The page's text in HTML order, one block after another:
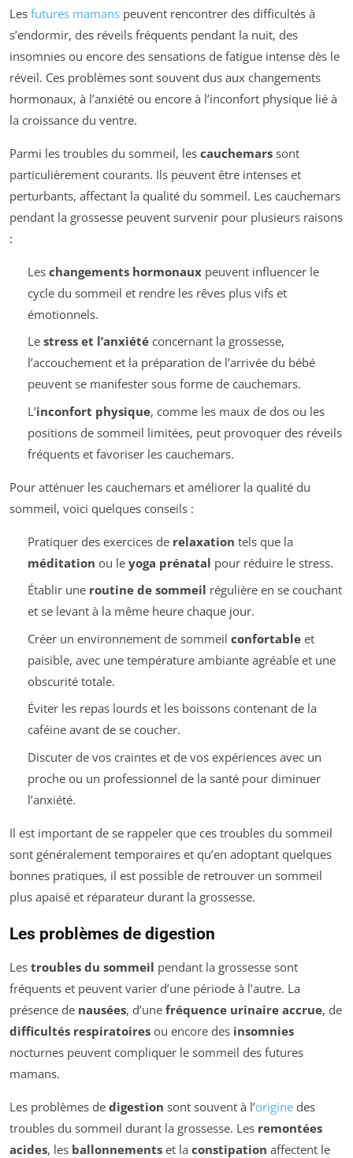
Les futures mamans peuvent rencontrer des difficultés à
s’endormir, des réveils fréquents pendant la nuit, des
insomnies ou encore des sensations de fatigue intense dès le
réveil. Ces problèmes sont souvent dus aux changements
hormonaux, à l’anxiété ou encore à l’inconfort physique lié à
la croissance du ventre.
Parmi les troubles du sommeil, les cauchemars sont
particulièrement courants. Ils peuvent être intenses et
perturbants, affectant la qualité du sommeil. Les cauchemars
pendant la grossesse peuvent survenir pour plusieurs raisons
:
Les changements hormonauxpeuvent influencer le
cycle du sommeil et rendre les rêves plus vifs et
émotionnels.
Le stress et l’anxiétéconcernant la grossesse,
l’accouchement et la préparation de l’arrivée du bébé
peuvent se manifester sous forme de cauchemars.
L’inconfort physique, comme les maux de dos ou les
positions de sommeil limitées, peut provoquer des réveils
fréquents et favoriser les cauchemars.
Pour atténuer les cauchemars et améliorer la qualité du
sommeil, voici quelques conseils :
Pratiquer des exercices de relaxation tels que la
méditation ou le yoga prénatal pour réduire le stress.
Établir une routine de sommeil régulière en se couchant
et se levant à la même heure chaque jour.
Créer un environnement de sommeil confortableet
paisible, avec une température ambiante agréable et une
obscurité totale.
Éviter les repas lourds et les boissons contenant de la
caféine avant de se coucher.
Discuter de vos craintes et de vos expériences avec un
proche ou un professionnel de la santé pour diminuer
l’anxiété.
Il est important de se rappeler que ces troubles du sommeil
sont généralement temporaires et qu’en adoptant quelques
bonnes pratiques, il est possible de retrouver un sommeil
plus apaisé et réparateur durant la grossesse.
Les problèmes de digestion
Les troubles du sommeil pendant la grossesse sont
fréquents et peuvent varier d’une période à l’autre. La
présence de nausées, d’une fréquence urinaire accrue, de
difficultés respiratoires ou encore des insomnies
nocturnes peuvent compliquer le sommeil des futures
mamans.
Les problèmes de digestion sont souvent à l’origine des
troubles du sommeil durant la grossesse. Les remontées
acides, les ballonnements et la constipation affectent le